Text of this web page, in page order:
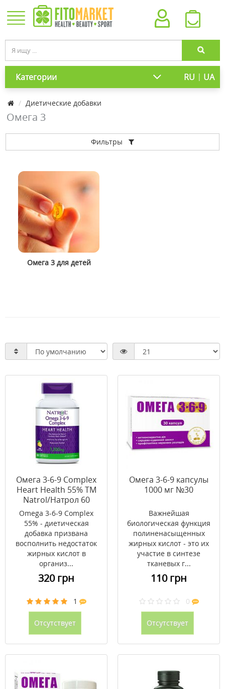
Категории RU | UA
Диетические добавки
Омега 3
Фильтры
Омега 3 для детей
Омега 3-6-9 Complex
Heart Health 55% ТМ
Natrol/Натрол 60
мягких желатиновых
капсул
Omega 3-6-9 Complex
55% - диетическая
добавка призвана
восполнить недостаток
жирных кислот в
организ...
320 грн
1
Отсутствует
Омега 3-6-9 капсулы
1000 мг №30
Важнейшая
биологическая функция
полиненасыщенных
жирных кислот - это их
участие в синтезе
тканевых г...
110 грн
0
Отсутствует